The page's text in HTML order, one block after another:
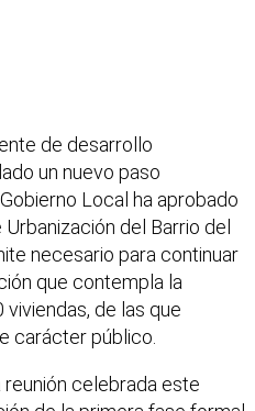
de desarrollo
un nuevo paso
Local ha aprobado
del Barrio del
necesario para continuar
que contempla la
de las que
carácter público.
celebrada este